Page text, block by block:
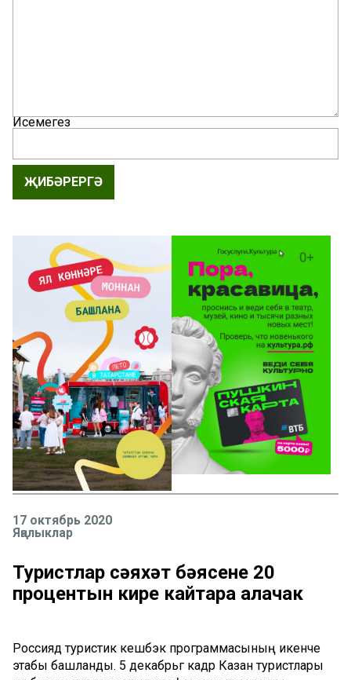
Исемегез
ҖИБӘРЕРГӘ
17 октябрь 2020
Яңалыклар
Туристлар сәяхәт бәясенең 20
процентын кире кайтара алачак
Россиядә туристик кешбэк программасының икенче
этабы башланды. 5 декабрьгә кадәр Казан туристлары